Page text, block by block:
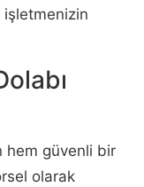
hem güvenli bir
olarak